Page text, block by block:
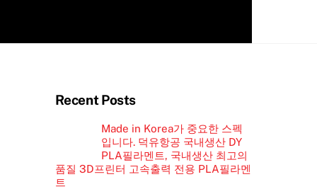
Recent Posts
Made in Korea가 중요한 스펙
입니다. 덕유항공 국내생산 DY
PLA필라멘트, 국내생산 최고의
품질 3D프린터 고속출력 전용 PLA필라멘
트